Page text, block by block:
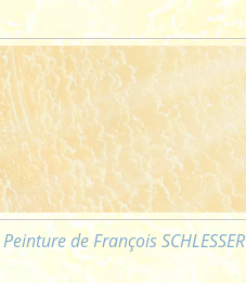
de François SCHLESSER